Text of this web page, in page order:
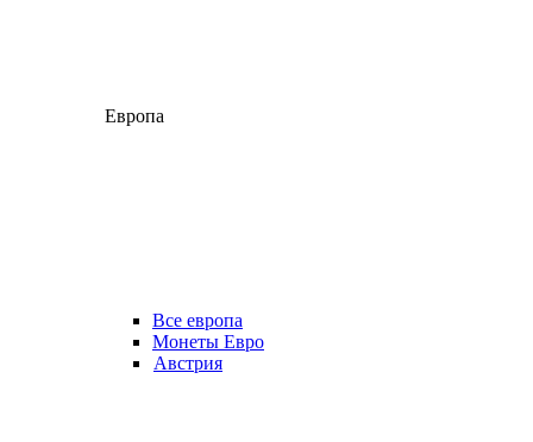
Европа
Все европа
Монеты Евро
Австрия